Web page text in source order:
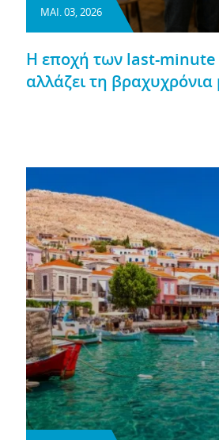
ΜΑΙ. 03, 2026
Η εποχή των last-
αλλάζει τη